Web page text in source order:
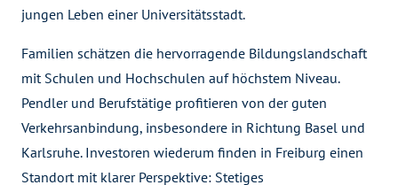
jungen Leben einer Universitätsstadt.
Familien schätzen die hervorragende Bildungslandschaft
mit Schulen und Hochschulen auf höchstem Niveau.
Pendler und Berufstätige profitieren von der guten
Verkehrsanbindung, insbesondere in Richtung Basel und
Karlsruhe. Investoren wiederum finden in Freiburg einen
Standort mit klarer Perspektive: Stetiges